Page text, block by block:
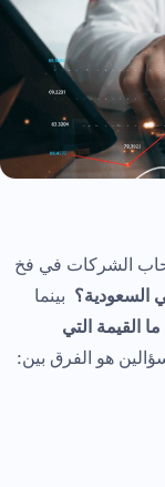
الشركات في فخ
السعودية؟ بينما
ما القيمة التي
هو الفرق بين: